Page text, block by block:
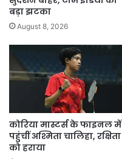
बड़ा झटका
August 8, 2026
कोरिया मास्टर्स के फाइनल में
पहुंचीं अश्मिता चालिहा, रक्षिता
को हराया